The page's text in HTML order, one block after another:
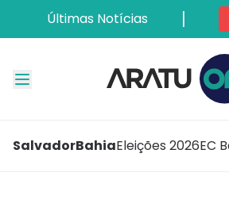
Últimas Notícias
SalvadorBahiaEleições 2026EC